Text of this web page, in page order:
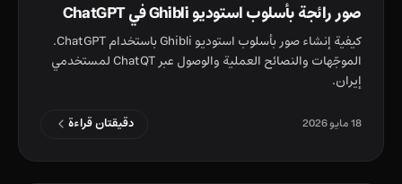
صور رائجة بأسلوب استوديو Ghibli في ChatGPT
كيفية إنشاء صور بأسلوب استوديو Ghibli باستخدام ChatGPT.
الموجّهات والنصائح العملية والوصول عبر ChatQT لمستخدمي
إيران.
18 مايو 2026 دقيقتان قراءة